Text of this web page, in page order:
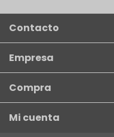
Contacto
Empresa
Compra
Mi cuenta